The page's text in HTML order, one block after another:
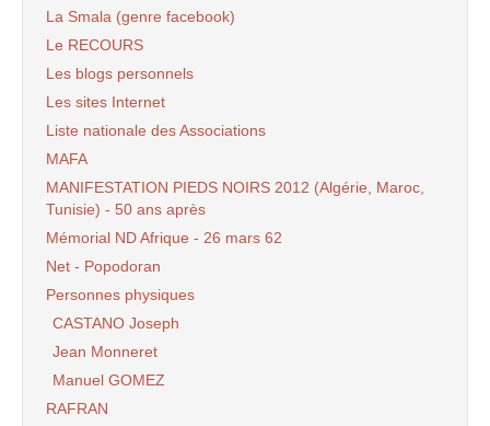
La Smala (genre facebook)
Le RECOURS
Les blogs personnels
Les sites Internet
Liste nationale des Associations
MAFA
MANIFESTATION PIEDS NOIRS 2012 (Algérie, Maroc,
Tunisie) - 50 ans après
Mémorial ND Afrique - 26 mars 62
Net - Popodoran
Personnes physiques
CASTANO Joseph
Jean Monneret
Manuel GOMEZ
RAFRAN